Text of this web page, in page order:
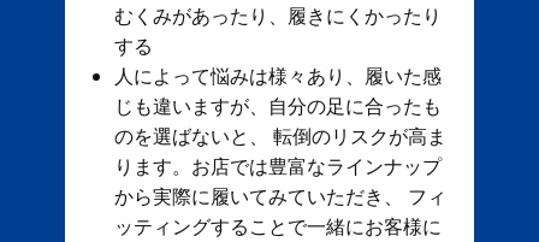
むくみがあったり、履きにくかったり
する
人によって悩みは様々あり、履いた感
じも違いますが、自分の足に合ったも
のを選ばないと、 転倒のリスクが高ま
ります。お店では豊富なラインナップ
から実際に履いてみていただき、 フィ
ッティングすることで一緒にお客様に